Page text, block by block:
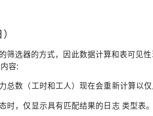
筛选器的方式，因此数据计算和表可见
容:
总数（工时和工人）现在会重新计算以
时，仅显示具有匹配结果的日志 类型表